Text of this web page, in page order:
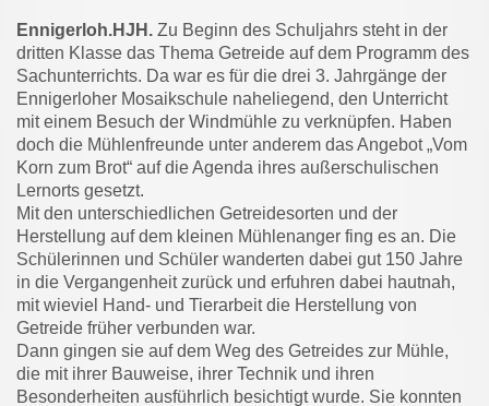
Ennigerloh.HJH. Zu Beginn des Schuljahrs steht in der
dritten Klasse das Thema Getreide auf dem Programm des
Sachunterrichts. Da war es für die drei 3. Jahrgänge der
Ennigerloher Mosaikschule naheliegend, den Unterricht
mit einem Besuch der Windmühle zu verknüpfen. Haben
doch die Mühlenfreunde unter anderem das Angebot „Vom
Korn zum Brot“ auf die Agenda ihres außerschulischen
Lernorts gesetzt.
Mit den unterschiedlichen Getreidesorten und der
Herstellung auf dem kleinen Mühlenanger fing es an. Die
Schülerinnen und Schüler wanderten dabei gut 150 Jahre
in die Vergangenheit zurück und erfuhren dabei hautnah,
mit wieviel Hand- und Tierarbeit die Herstellung von
Getreide früher verbunden war.
Dann gingen sie auf dem Weg des Getreides zur Mühle,
die mit ihrer Bauweise, ihrer Technik und ihren
Besonderheiten ausführlich besichtigt wurde. Sie konnten